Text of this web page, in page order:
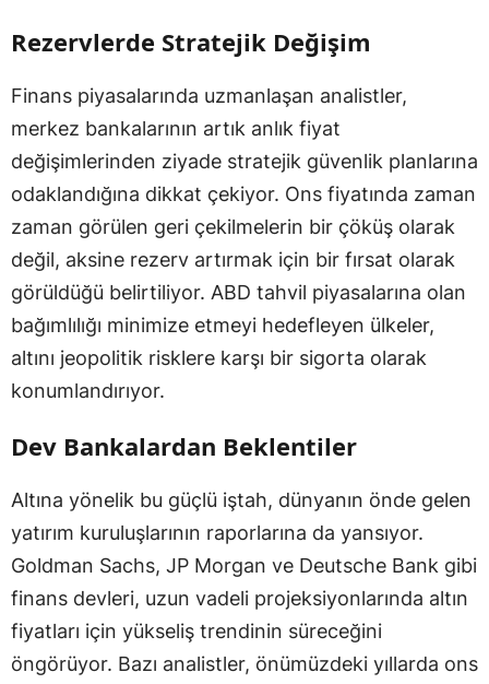
Rezervlerde Stratejik Değişim
Finans piyasalarında uzmanlaşan analistler,
merkez bankalarının artık anlık fiyat
değişimlerinden ziyade stratejik güvenlik planlarına
odaklandığına dikkat çekiyor. Ons fiyatında zaman
zaman görülen geri çekilmelerin bir çöküş olarak
değil, aksine rezerv artırmak için bir fırsat olarak
görüldüğü belirtiliyor. ABD tahvil piyasalarına olan
bağımlılığı minimize etmeyi hedefleyen ülkeler,
altını jeopolitik risklere karşı bir sigorta olarak
konumlandırıyor.
Dev Bankalardan Beklentiler
Altına yönelik bu güçlü iştah, dünyanın önde gelen
yatırım kuruluşlarının raporlarına da yansıyor.
Goldman Sachs, JP Morgan ve Deutsche Bank gibi
finans devleri, uzun vadeli projeksiyonlarında altın
fiyatları için yükseliş trendinin süreceğini
öngörüyor. Bazı analistler, önümüzdeki yıllarda ons